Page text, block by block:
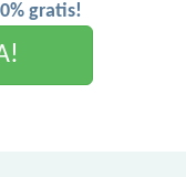
gratis!